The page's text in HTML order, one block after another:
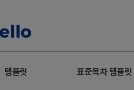
템플릿 표준목차 템플릿